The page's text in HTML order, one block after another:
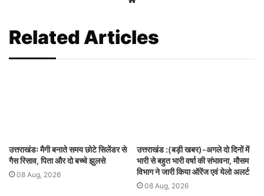
Related Articles
उत्तराखंडः मैगी बनाते समय छोटे सिलेंडर से
गैस रिसाव, पिता और दो बच्चे झुलसे
08 Aug, 2026
उत्तराखंड :(बड़ी खबर)-अगले दो दिनों में
भारी से बहुत भारी वर्षा की संभावना, मौसम
विभाग ने जारी किया ऑरेंज एवं येलो अलर्ट
08 Aug, 2026